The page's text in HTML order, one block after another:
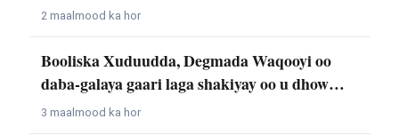
2 maalmood ka hor
Booliska Xuduudda, Degmada Waqooyi oo
daba-galaya gaari laga shakiyay oo u dhow…
3 maalmood ka hor